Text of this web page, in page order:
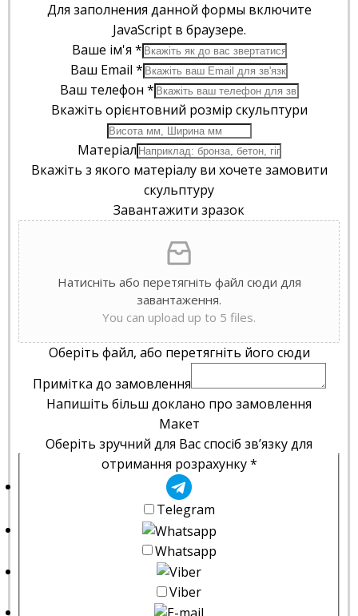
Для заполнения данной формы включите
JavaScript в браузере.
Ваше ім'я *
Ваш Email *
Ваш телефон *
Вкажіть орієнтовний розмір скульптури
Матеріал
Вкажіть з якого матеріалу ви хочете замовити
скульптуру
Завантажити зразок
Натисніть або перетягніть файл сюди для
завантаження.
You can upload up to 5 files.
Оберіть файл, або перетягніть його сюди
Примітка до замовлення
Напишіть більш доклано про замовлення
Макет
Оберіть зручний для Вас спосіб зв’язку для
отримання розрахунку*
Telegram
Whatsapp
Viber